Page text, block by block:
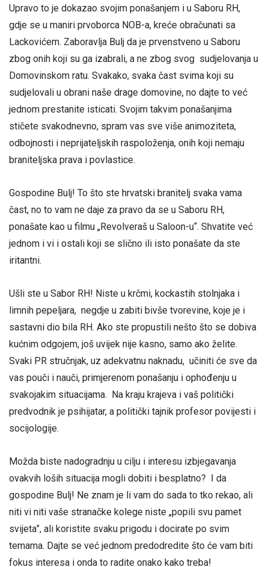
Upravo to je dokazao svojim ponašanjem i u Saboru RH,
gdje se u maniri prvoborca NOB-a, kreće obračunati sa
Lackovićem. Zaboravlja Bulj da je prvenstveno u Saboru
zbog onih koji su ga izabrali, a ne zbog svog sudjelovanja u
Domovinskom ratu. Svakako, svaka čast svima koji su
sudjelovali u obrani naše drage domovine, no dajte to već
jednom prestanite isticati. Svojim takvim ponašanjima
stičete svakodnevno, spram vas sve više animoziteta,
odbojnosti i neprijateljskih raspoloženja, onih koji nemaju
braniteljska prava i povlastice.
Gospodine Bulj! To što ste hrvatski branitelj svaka vama
čast, no to vam ne daje za pravo da se u Saboru RH,
ponašate kao u filmu „Revolveraš u Saloon-u“. Shvatite već
jednom i vi i ostali koji se slično ili isto ponašate da ste
iritantni.
Ušli ste u Sabor RH! Niste u krčmi, kockastih stolnjaka i
limnih pepeljara, negdje u zabiti bivše tvorevine, koje je i
sastavni dio bila RH. Ako ste propustili nešto što se dobiva
kućnim odgojem, još uvijek nije kasno, samo ako želite.
Svaki PR stručnjak, uz adekvatnu naknadu, učiniti će sve da
vas pouči i nauči, primjerenom ponašanju i ophođenju u
svakojakim situacijama. Na kraju krajeva i vaš politički
predvodnik je psihijatar, a politički tajnik profesor povijesti i
socijologije.
Možda biste nadogradnju u cilju i interesu izbjegavanja
ovakvih loših situacija mogli dobiti i besplatno? I da
gospodine Bulj! Ne znam je li vam do sada to tko rekao, ali
niti vi niti vaše stranačke kolege niste „popili svu pamet
svijeta”, ali koristite svaku prigodu i docirate po svim
temama. Dajte se već jednom predodredite što će vam biti
fokus interesa i onda to radite onako kako treba!